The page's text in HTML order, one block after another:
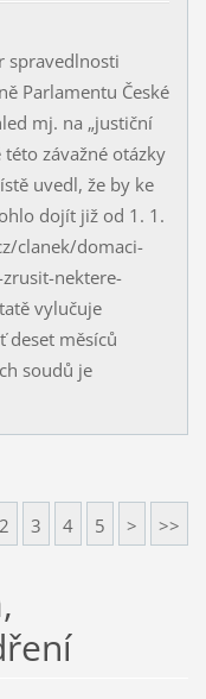
spravedlnosti
Parlamentu České
mj. na „justiční
této závažné otázky
uvedl, že by ke
dojít již od 1. 1.
clanek/domaci-
nektere-
vylučuje
deset měsíců
soudů je
2 3 4 5 > >>